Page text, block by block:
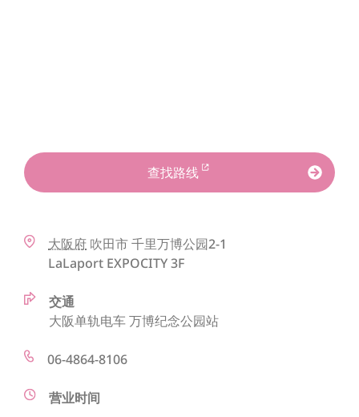
查找路线
大阪府 吹田市千里万博公园2-1
LaLaport EXPOCITY 3F
交通
大阪单轨电车 万博纪念公园站
06-4864-8106
营业时间